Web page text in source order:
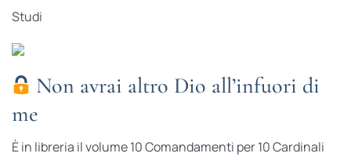
Studi
Non avrai altro Dio all’infuori di
me
È in libreria il volume 10 Comandamenti per 10 Cardinali